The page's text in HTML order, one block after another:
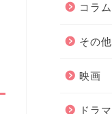
コラム
その他
映画
ドラマ